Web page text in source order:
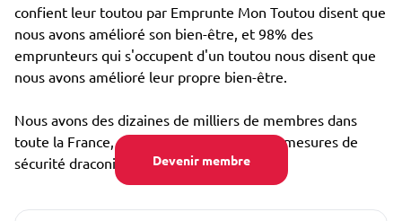
Devenir membre
confient leur toutou par Emprunte Mon Toutou disent que
nous avons amélioré son bien-être, et 98% des
emprunteurs qui s'occupent d'un toutou nous disent que
nous avons amélioré leur propre bien-être.
Nous avons des dizaines de milliers de membres dans
toute la France, et avons mis en place des mesures de
sécurité draconiennes, notamment :